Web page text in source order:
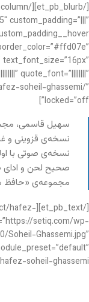
custom_padding=”|||”
text_font_size=”16px”
quote_font=”||||||||”
soheil-ghassemi/”
locked=”off”]
سهیل قاسمی،
نسخه‌ی قزوینی و
نسخه‌ی صوتی با
صحیح لحن و ادای
مجموعه‌ی «حافظ
hafez-
setiq.com/wp-
Ghassemi.jpg”
soheil-ghassemi/”]